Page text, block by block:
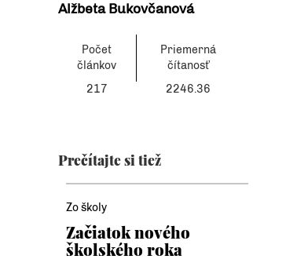
Alžbeta Bukovčanová
Počet
článkov
Priemerná
čítanosť
217
2246.36
Prečítajte si tiež
Zo školy
Začiatok nového
školského roka